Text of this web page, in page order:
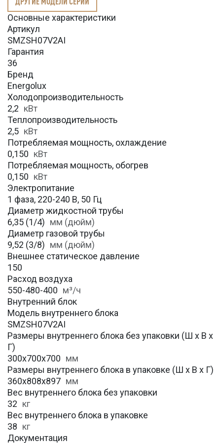
Основные характеристики
Артикул
SMZSH07V2AI
Гарантия
36
Бренд
Energolux
Холодопроизводительность
2,2 кВт
Теплопроизводительность
2,5 кВт
Потребляемая мощность, охлаждение
0,150 кВт
Потребляемая мощность, обогрев
0,150 кВт
Электропитание
1 фаза, 220-240 В, 50 Гц
Диаметр жидкостной трубы
6,35 (1/4) мм (дюйм)
Диаметр газовой трубы
9,52 (3/8) мм (дюйм)
Внешнее статическое давление
150
Расход воздуха
550-480-400 м³/ч
Внутренний блок
Модель внутреннего блока
SMZSH07V2AI
Размеры внутреннего блока без упаковки (Ш х В х
Г)
300х700х700 мм
Размеры внутреннего блока в упаковке (Ш х В х Г)
360х808х897 мм
Вес внутреннего блока без упаковки
32 кг
Вес внутреннего блока в упаковке
38 кг
Документация